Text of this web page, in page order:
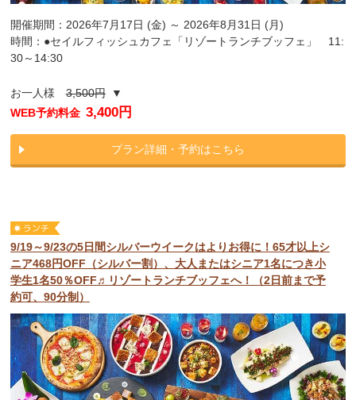
開催期間：2026年7月17日 (金) ～ 2026年8月31日 (月)
時間：●セイルフィッシュカフェ「リゾートランチブッフェ」 11:
30～14:30
お一人様3,500円▼
WEB予約料金 3,400円
プラン詳細・予約はこちら
9/19～9/23の5日間シルバーウイークはよりお得に！65才以上シ
ニア468円OFF（シルバー割）、大人またはシニア1名につき小
学生1名50％OFF♬リゾートランチブッフェへ！（2日前まで予
約可、90分制）